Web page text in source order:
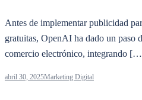
Antes de implementar publicidad
gratuitas, OpenAI ha dado un paso
comercio electrónico, integrando
abril 30, 2025Marketing Digital